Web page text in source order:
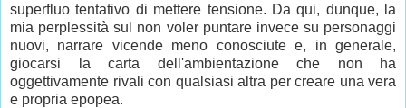
superfluo tentativo di mettere tensione. Da qui, dunque, la
mia perplessità sul non voler puntare invece su personaggi
nuovi, narrare vicende meno conosciute e, in generale,
giocarsi la carta dell'ambientazione che non ha
oggettivamente rivali con qualsiasi altra per creare una vera
e propria epopea.